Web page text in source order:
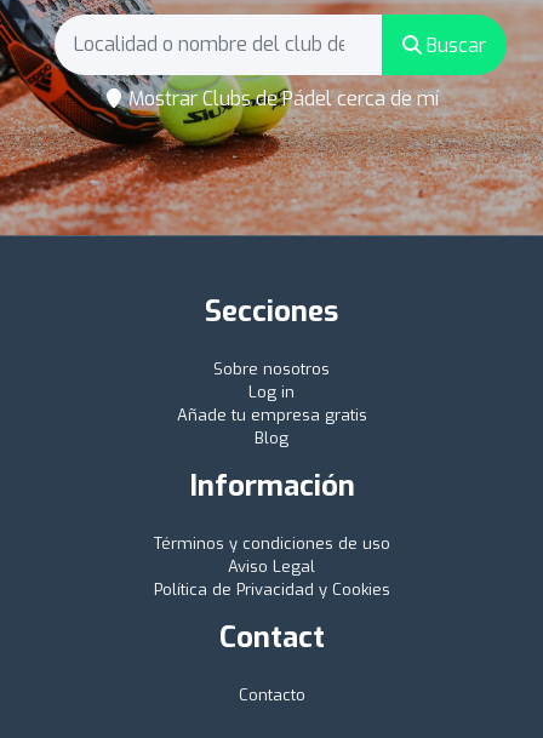
Buscar
Mostrar Clubs de Pádel cerca de mí
Secciones
Sobre nosotros
Log in
Añade tu empresa gratis
Blog
Información
Términos y condiciones de uso
Aviso Legal
Política de Privacidad y Cookies
Contact
Contacto